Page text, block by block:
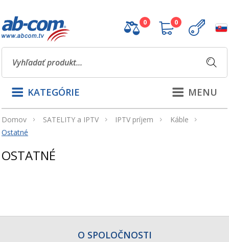
0 0
MENU
KATEGÓRIE
Domov SATELITY a IPTV IPTV príjem
Káble
Ostatné
OSTATNÉ
O SPOLOČNOSTI